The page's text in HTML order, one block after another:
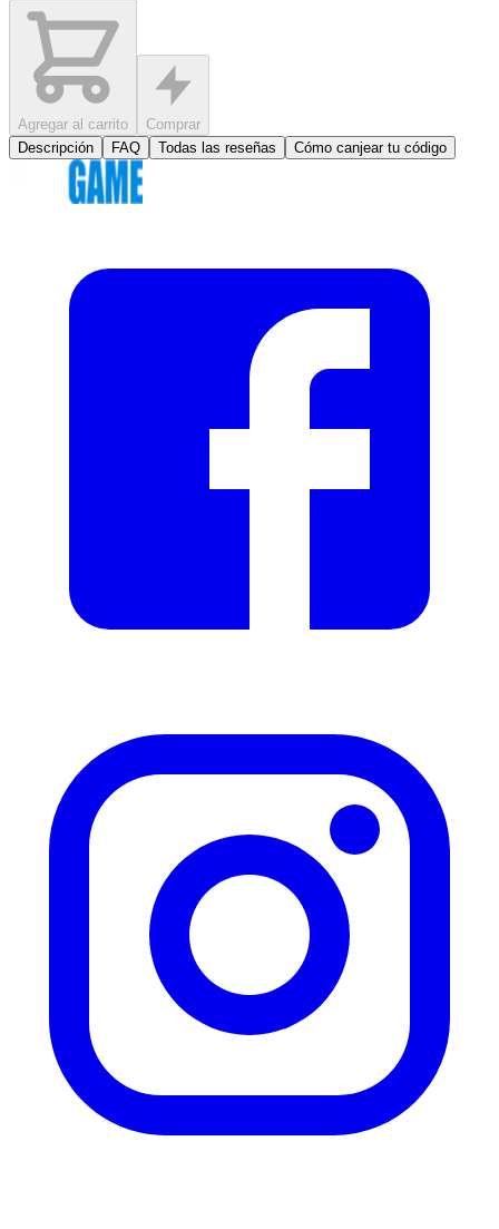
Agregar al carrito
Comprar
Descripción
FAQ Todas las reseñas Cómo canjear tu código